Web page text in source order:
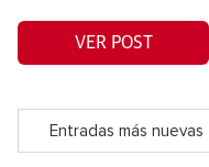
VER POST
Entradas más nuevas